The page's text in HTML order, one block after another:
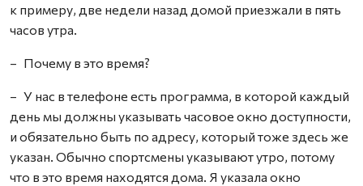
к примеру, две недели назад домой приезжали в пять
часов утра.
– Почему в это время?
– У нас в телефоне есть программа, в которой каждый
день мы должны указывать часовое окно доступности,
и обязательно быть по адресу, который тоже здесь же
указан. Обычно спортсмены указывают утро, потому
что в это время находятся дома. Я указала окно